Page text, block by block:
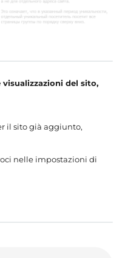
del sito,
il sito già aggiunto,
nelle impostazioni di